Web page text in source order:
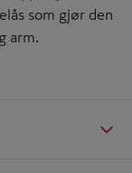
som gjør den
arm.